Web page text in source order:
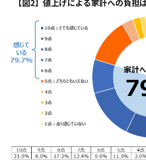
【図2】値上げによる家計への負担